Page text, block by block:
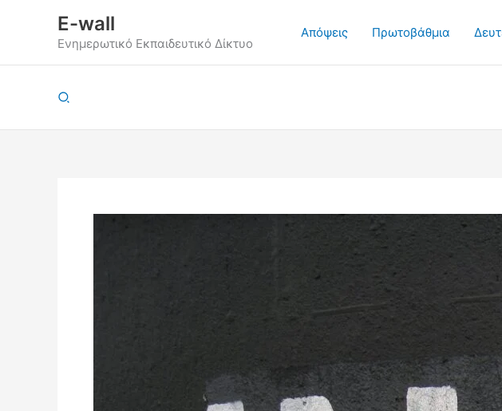
περιεχόμενο
E-wall
Ενημερωτικό Εκπαιδευτικό Δίκτυο
Απόψεις Πρωτοβάθμια
Αναζήτηση